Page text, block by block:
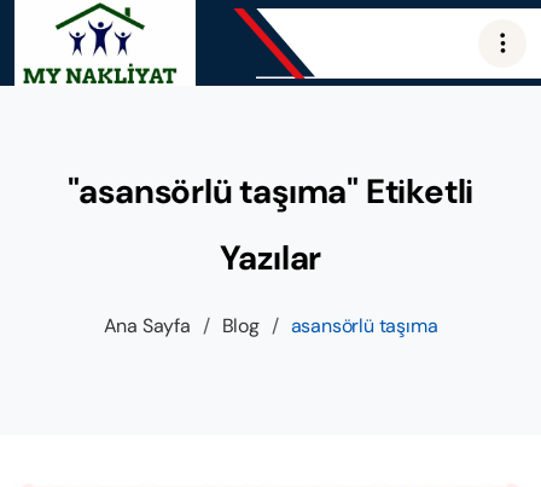
"asansörlü taşıma" Etiketli
Yazılar
Ana Sayfa / Blog / asansörlü taşıma